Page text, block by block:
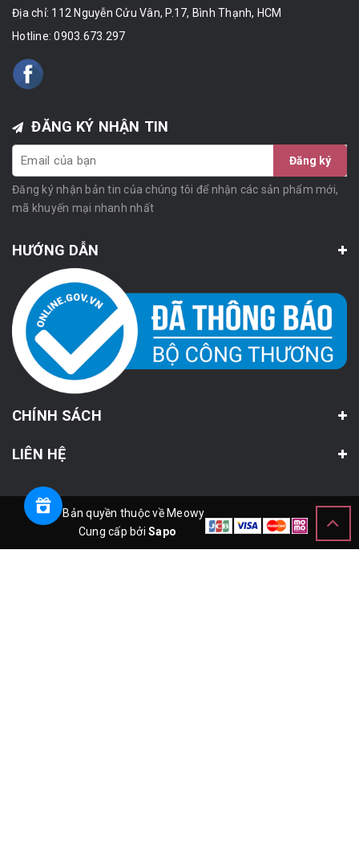
Địa chỉ: 112 Nguyễn Cửu Vân, P.17, Bình Thạnh, HCM
Hotline:0903.673.297
ĐĂNG KÝ NHẬN TIN
Đăng ký
Đăng ký nhận bản tin của chúng tôi để nhận các sản phẩm mới,
mã khuyến mại nhanh nhất
HƯỚNG DẪN
CHÍNH SÁCH
LIÊN HỆ
© Bản quyền thuộc về Meowy
Cung cấp bởiSapo